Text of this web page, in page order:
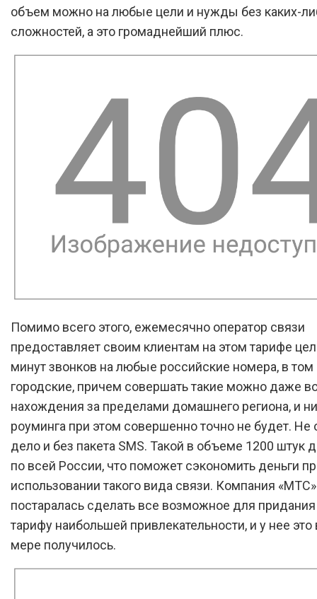
объем можно на любые цели и нужды без каких-
сложностей, а это громаднейший плюс.
Помимо всего этого, ежемесячно оператор связи
предоставляет своим клиентам на этом тарифе
минут звонков на любые российские номера, в том
городские, причем совершать такие можно даже
нахождения за пределами домашнего региона, и
роуминга при этом совершенно точно не будет. Не
дело и без пакета SMS. Такой в объеме 1200 штук
по всей России, что поможет сэкономить деньги
использовании такого вида связи. Компания «МТС»
постаралась сделать все возможное для
тарифу наибольшей привлекательности, и у нее это
мере получилось.